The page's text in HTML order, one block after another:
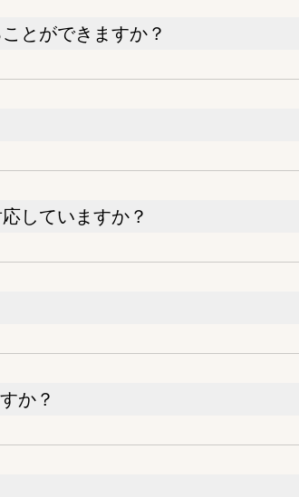
とができますか？
していますか？
か？